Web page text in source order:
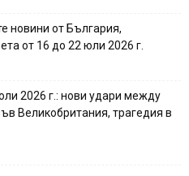
новини от България,
от 16 до 22 юли 2026 г.
2026 г.: нови удари между
Великобритания, трагедия в